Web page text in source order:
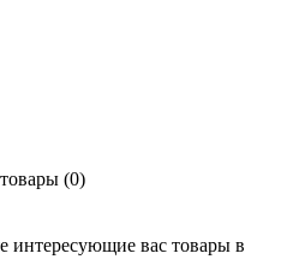
(0)
интересующие вас товары в